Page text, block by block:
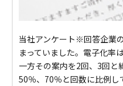
当社アンケート※回答企業
まっていました。電子化率
一方その案内を2回、3回と
50％、70％と回数に比例